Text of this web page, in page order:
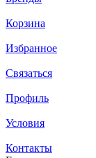
Корзина
Избранное
Связаться
Профиль
Условия
Контакты